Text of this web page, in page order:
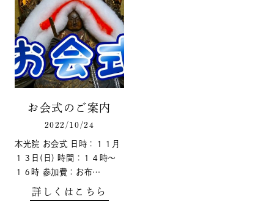
お会式のご案内
2022/10/24
本光院 お会式 日時：１１月
１３日(日) 時間：１４時～
１６時 参加費：お布…
詳しくはこちら